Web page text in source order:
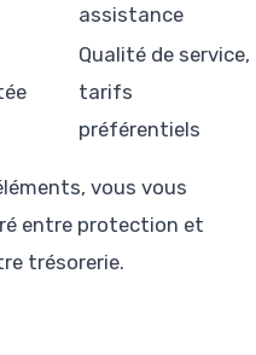
assistance
Qualité de service,
tarifs
préférentiels
vous vous
entre protection et
trésorerie.